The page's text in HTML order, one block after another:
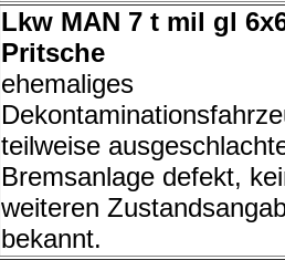
Lkw MAN 7 t mil gl
Pritsche
ehemaliges
teilweise
Bremsanlage defekt,
weiteren
bekannt.